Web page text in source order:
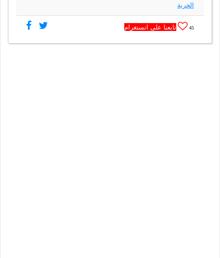
الحرية
45 تابعنا على انستغرام